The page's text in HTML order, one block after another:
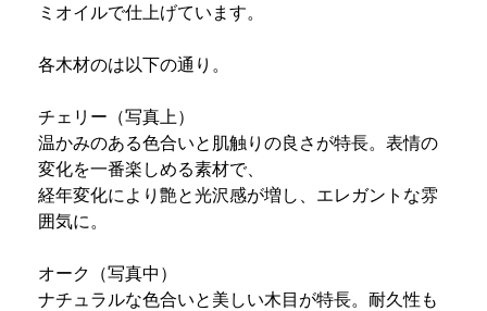
ミオイルで仕上げています。
各木材のは以下の通り。
チェリー（写真上）
温かみのある色合いと肌触りの良さが特長。表情の
変化を一番楽しめる素材で、
経年変化により艶と光沢感が増し、エレガントな雰
囲気に。
オーク（写真中）
ナチュラルな色合いと美しい木目が特長。耐久性も